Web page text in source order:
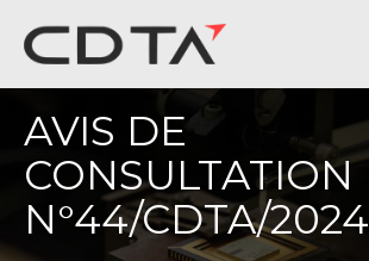
AVIS DE
CONSULTATION
N°44/CDTA/2024